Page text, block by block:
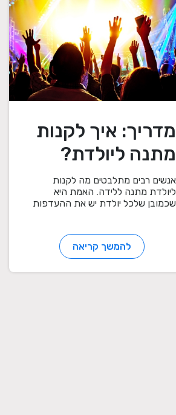
מדריך: איך לקנות
מתנה ליולדת?
אנשים רבים מתלבטים מה לקנות
ליולדת מתנה ללידה. האמת היא
שכמובן שלכל יולדת יש את ההעדפות
להמשך קריאה